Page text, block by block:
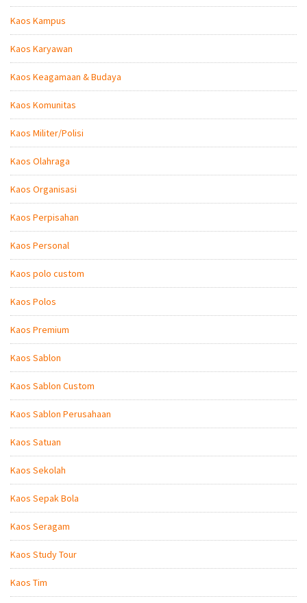
Kaos Kampus
Kaos Karyawan
Kaos Keagamaan & Budaya
Kaos Komunitas
Kaos Militer/Polisi
Kaos Olahraga
Kaos Organisasi
Kaos Perpisahan
Kaos Personal
Kaos polo custom
Kaos Polos
Kaos Premium
Kaos Sablon
Kaos Sablon Custom
Kaos Sablon Perusahaan
Kaos Satuan
Kaos Sekolah
Kaos Sepak Bola
Kaos Seragam
Kaos Study Tour
Kaos Tim